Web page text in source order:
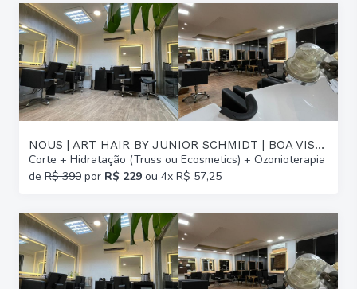
NOUS | ART HAIR BY JUNIOR SCHMIDT | BOA VISTA
Corte + Hidratação (Truss ou Ecosmetics) + Ozonioterapia
de R$ 390 por R$ 229 ou 4x R$ 57,25